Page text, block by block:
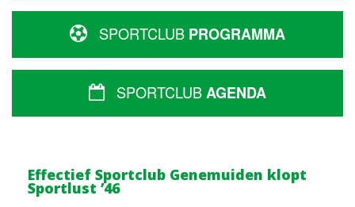
SPORTCLUB PROGRAMMA
SPORTCLUBAGENDA
Effectief Sportclub Genemuiden klopt
Sportlust ’46